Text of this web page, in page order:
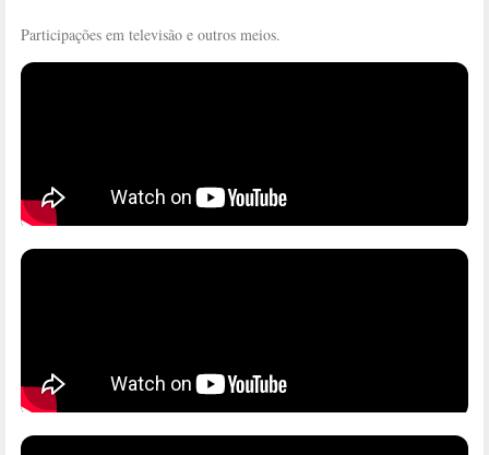
Participações em televisão e outros meios.